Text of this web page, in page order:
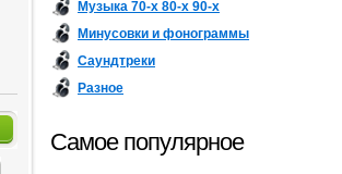
Музыка 70-х 80-х 90-х
Минусовки и фонограммы
Саундтреки
Разное
Самое популярное